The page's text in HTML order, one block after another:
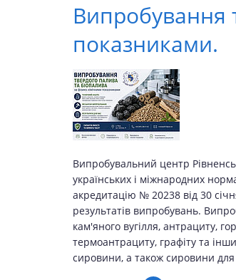
Випробування
показниками.
Випробувальний центр
українських і міжнародних
акредитацію № 20238 від 30
результатів випробувань.
кам'яного вугілля, антрациту,
термоантрациту, графіту та
сировини, а також сировини